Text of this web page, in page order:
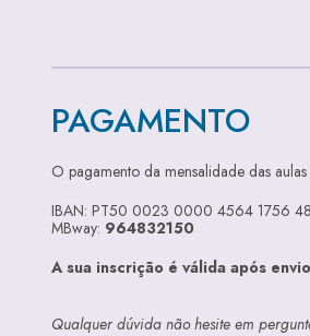
PAGAMENTO
O pagamento da mensalidade das
IBAN: PT50 0023 0000 4564 1756
MBway: 964832150
A sua inscrição é válida após
Qualquer dúvida não hesite em